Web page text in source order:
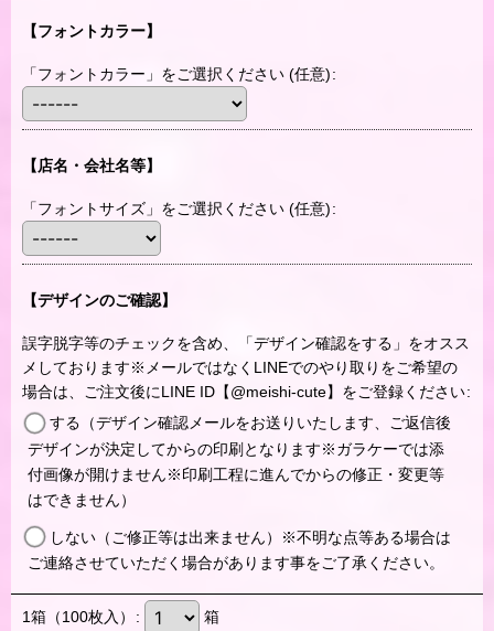
【フォントカラー】
「フォントカラー」をご選択ください (任意):
【店名・会社名等】
「フォントサイズ」をご選択ください (任意):
【デザインのご確認】
誤字脱字等のチェックを含め、「デザイン確認をする」をオスス
メしております※メールではなくLINEでのやり取りをご希望の
場合は、ご注文後にLINE ID【@meishi-cute】をご登録ください:
する（デザイン確認メールをお送りいたします、ご返信後
デザインが決定してからの印刷となります※ガラケーでは添
付画像が開けません※印刷工程に進んでからの修正・変更等
はできません）
しない（ご修正等は出来ません）※不明な点等ある場合は
ご連絡させていただく場合があります事をご了承ください。
1箱（100枚入） : 箱